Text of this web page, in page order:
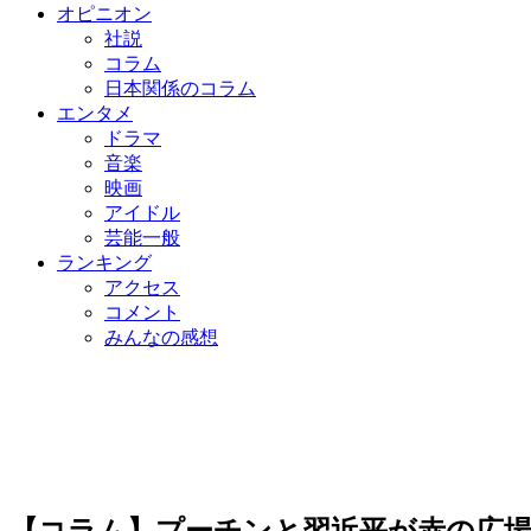
オピニオン
社説
コラム
日本関係のコラム
エンタメ
ドラマ
音楽
映画
アイドル
芸能一般
ランキング
アクセス
コメント
みんなの感想